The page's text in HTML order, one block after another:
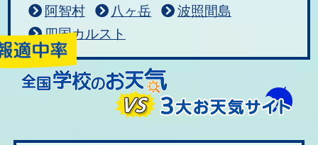
阿智村
八ヶ岳
波照間島
四国カルスト